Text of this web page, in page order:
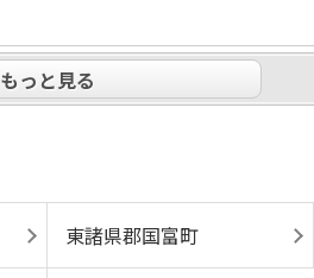
もっと見る
東諸県郡国富町